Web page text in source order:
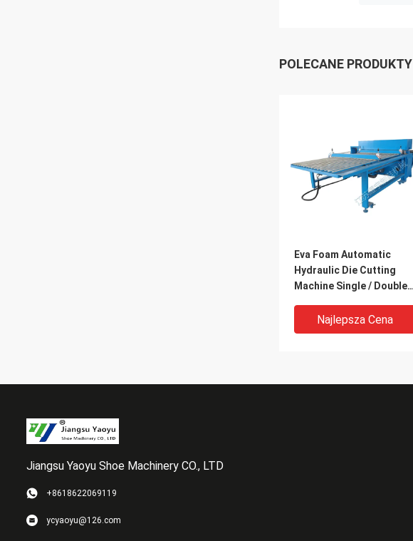
POLECANE PRODUKTY
Eva Foam Automatic
Hydraulic Die Cutting
Machine Single / Double
Najlepsza Cena
Jiangsu Yaoyu Shoe Machinery CO., LTD
+8618622069119
ycyaoyu@126.com